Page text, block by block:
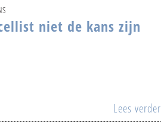
niet de kans zijn
Lees verder